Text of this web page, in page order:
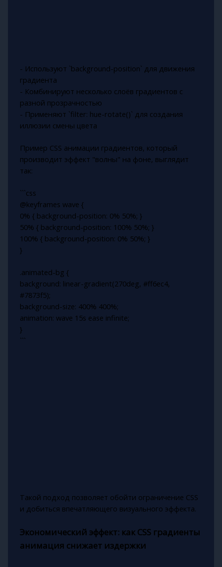
- Используют `background-position` для движения
градиента
- Комбинируют несколько слоёв градиентов с
разной прозрачностью
- Применяют `filter: hue-rotate()` для создания
иллюзии смены цвета
Пример CSS анимации градиентов, который
производит эффект "волны" на фоне, выглядит
так:
```css
@keyframes wave {
0% { background-position: 0% 50%; }
50% { background-position: 100% 50%; }
100% { background-position: 0% 50%; }
}
.animated-bg {
background: linear-gradient(270deg, #ff6ec4,
#7873f5);
background-size: 400% 400%;
animation: wave 15s ease infinite;
}
```
Такой подход позволяет обойти ограничение CSS
и добиться впечатляющего визуального эффекта.
Экономический эффект: как CSS градиенты
анимация снижает издержки